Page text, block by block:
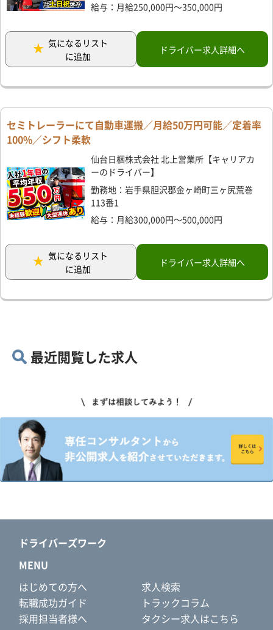
給与：月給250,000円～350,000円
気になるリスト
に追加
ドライバー求人詳細へ
セミトレーラーにて自動車運搬／月給50万円可能／定着率
100%／シフト柔軟
仙台日梱株式会社 北上営業所【キャリアカ
ーのドライバー】
勤務地：岩手県胆沢郡金ヶ崎町三ヶ尻荒巻
113番1
給与：月給300,000円～500,000円
気になるリスト
に追加
ドライバー求人詳細へ
最近閲覧した求人
ドライバーズワーク
MENU
はじめての方へ
求人検索
転職成功ガイド
トラックコラム
採用担当者様へ
タクシー求人はこちら